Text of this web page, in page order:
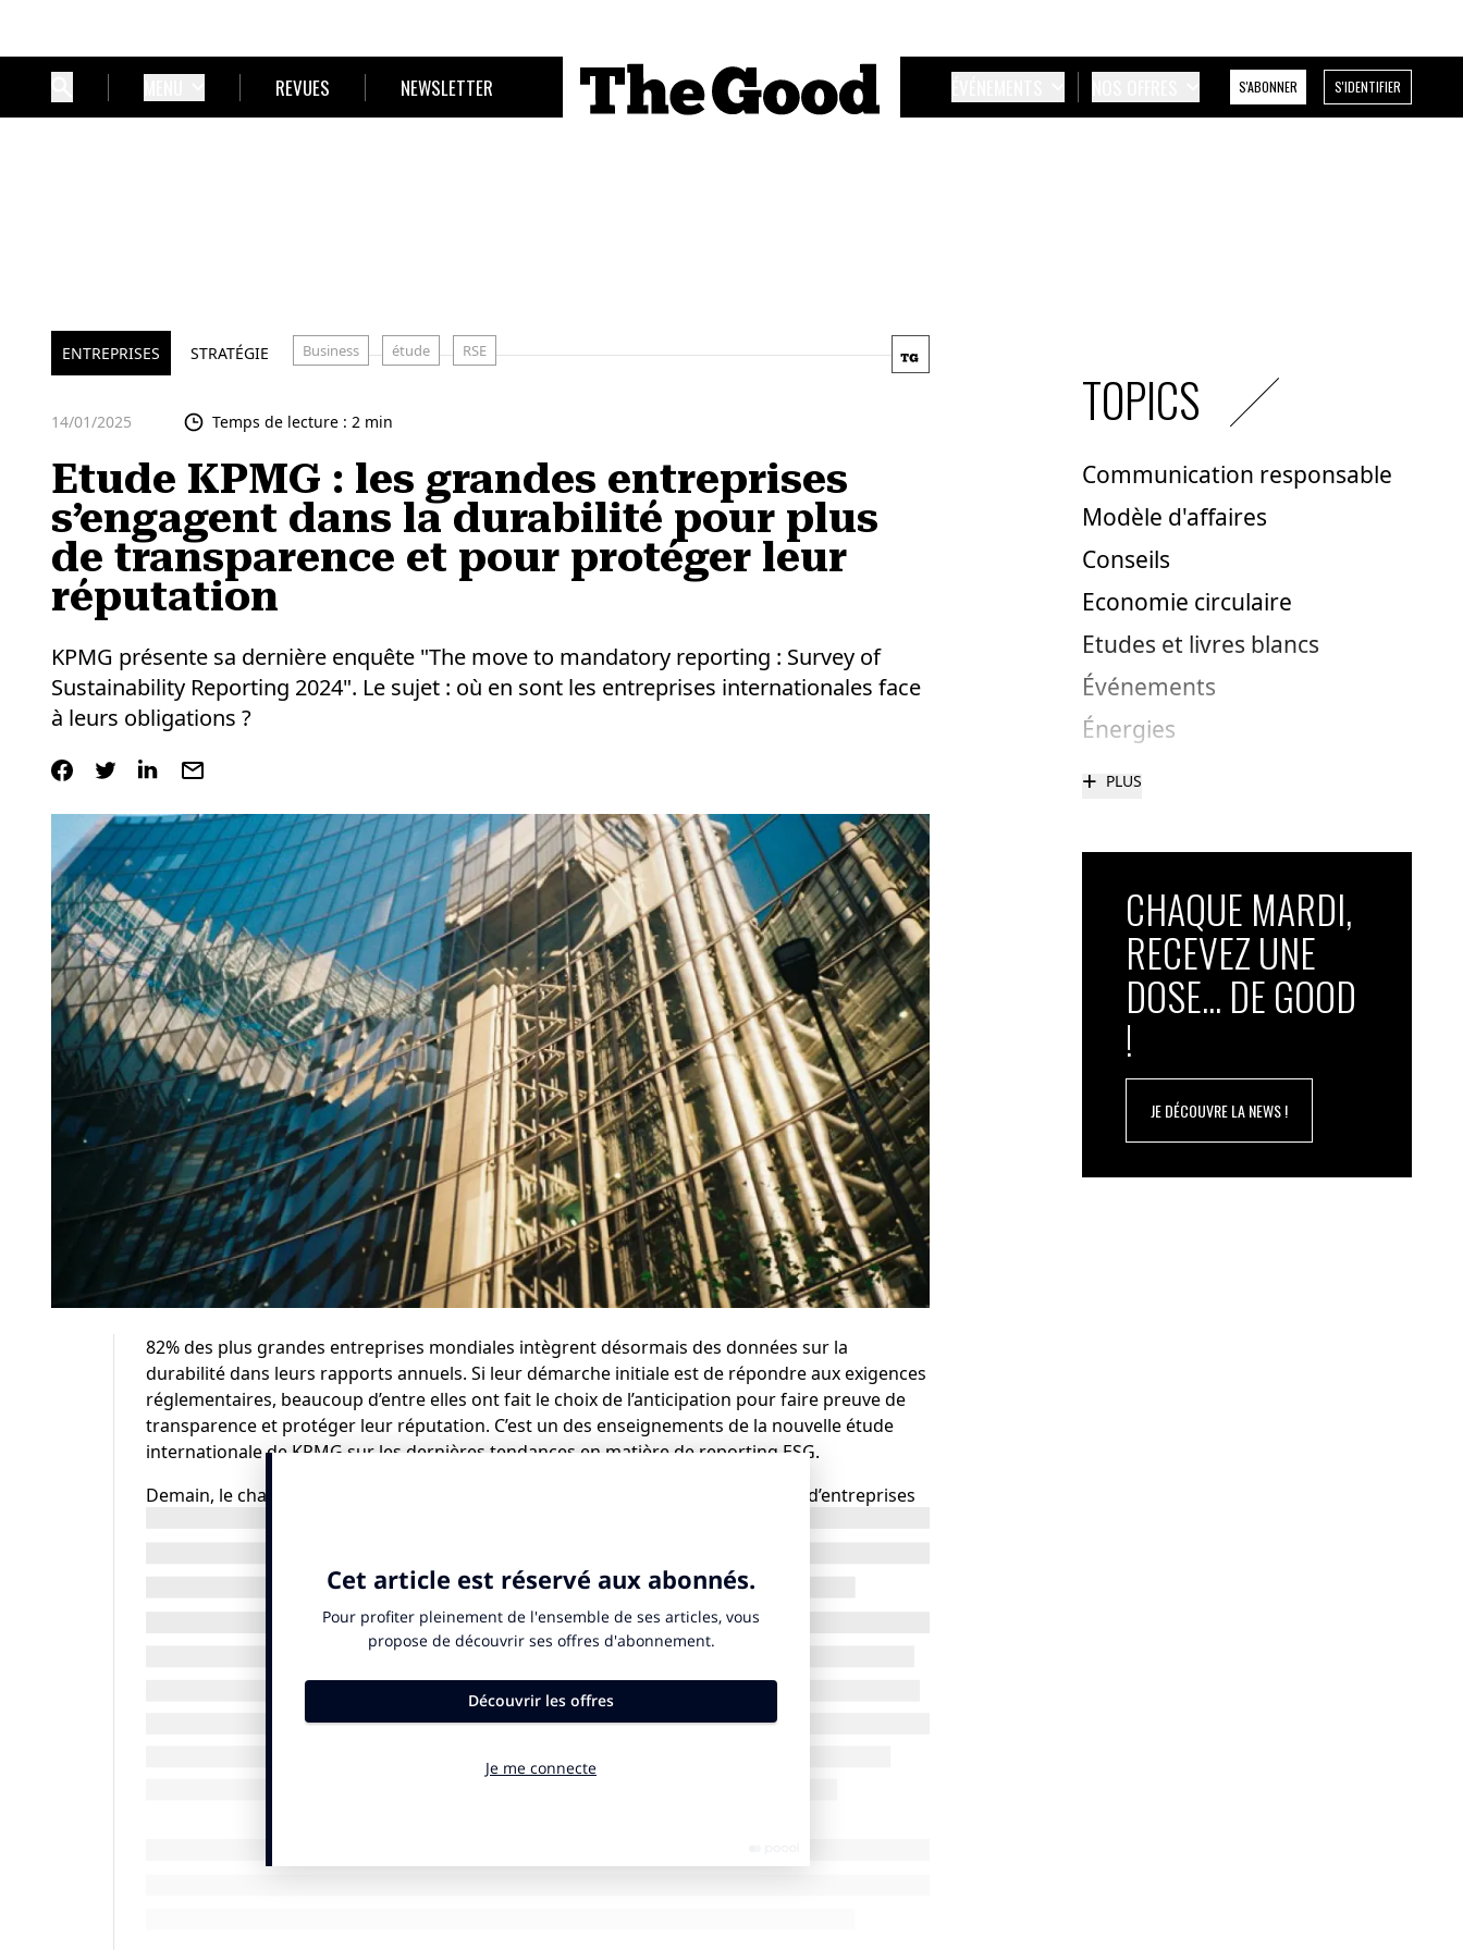
REVUES NEWSLETTER S'ABONNER S'IDENTIFIER
ENTREPRISES STRATÉGIE Business étude RSE
14/01/2025 Temps de lecture : 2 min
Etude KPMG : les grandes entreprises
s’engagent dans la durabilité pour plus
de transparence et pour protéger leur
réputation
KPMG présente sa dernière enquête "The move to mandatory reporting : Survey of
Sustainability Reporting 2024". Le sujet : où en sont les entreprises internationales face
à leurs obligations ?
82% des plus grandes entreprises mondiales intègrent désormais des données sur la
durabilité dans leurs rapports annuels. Si leur démarche initiale est de répondre aux exigences
réglementaires, beaucoup d’entre elles ont fait le choix de l’anticipation pour faire preuve de
transparence et protéger leur réputation. C’est un des enseignements de la nouvelle étude
internationalede KPMG sur les dernières tendances en matière de reporting ESG.
Demain, le champ d’application du rapport de durabilité concernera des milliers d’entreprises
Cette nouvelle édition de l’étude KMPG présente les dernières tendances en matière de
reporting ESG (Environnement, Social, Gouvernance). Elle révèle que les rapports de durabilité
sont désormais intégrés dans la gestion des plus grandes entreprises du monde. Elle souligne
revanche, la proportion des entreprises à communiquer sur leurs actions en matière de
biodiversité reste faible. Enfin, l’étude démontre à quel point la démarche n’est pas que
mais beaucoup d’autres ont fait le choix de l’anticipation pour faire preuve de transparence
5 grandes tendances ressortent de l’étude :
TOPICS
Communication responsable
Modèle d'affaires
Conseils
Economie circulaire
Etudes et livres blancs
Événements
Énergies
+ PLUS
CHAQUE MARDI,
RECEVEZ UNE
DOSE... DE GOOD
!
JE DÉCOUVRE LA NEWS !